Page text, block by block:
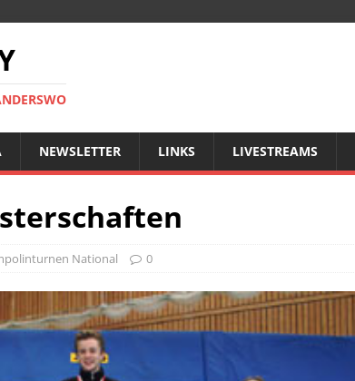
NEWSLETTER LINKS LIVESTREAMS
National 0